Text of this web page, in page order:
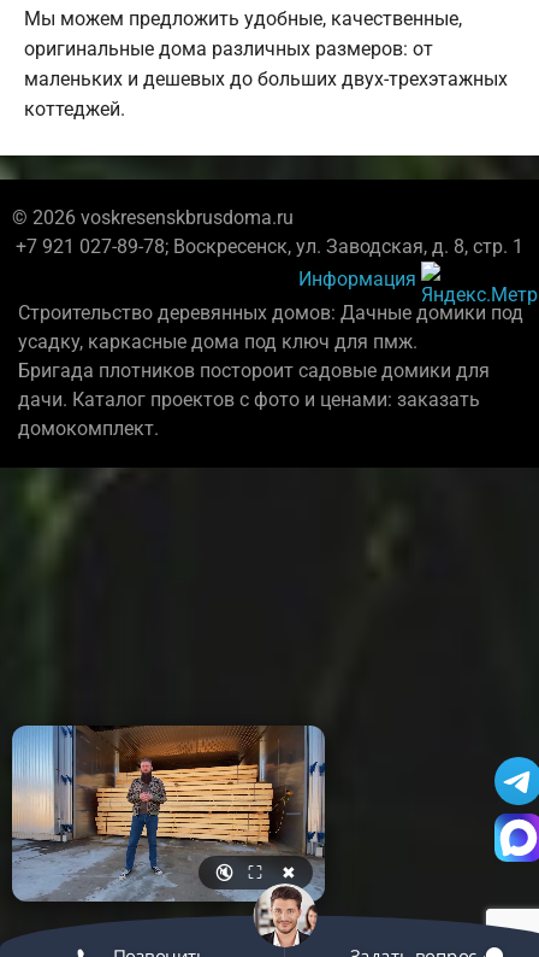
Мы можем предложить удобные, качественные,
оригинальные дома различных размеров: от
маленьких и дешевых до больших двух-трехэтажных
коттеджей.
© 2026 voskresenskbrusdoma.ru
+7 921 027-89-78; Воскресенск, ул. Заводская, д. 8, стр. 1
Информация
Строительство деревянных домов: Дачные домики под
усадку, каркасные дома под ключ для пмж.
Бригада плотников постороит садовые домики для
дачи. Каталог проектов с фото и ценами: заказать
домокомплект.
🔇 ⛶ ✖